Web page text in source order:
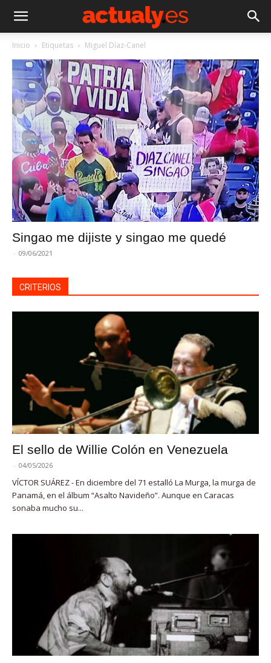
Inicio Etiquetas Miguel Díaz-Canel
Singao me dijiste y singao me quedé
- 09/06/2021
CRITERIOS
El sello de Willie Colón en Venezuela
- 04/05/2026
VÍCTOR SUÁREZ - En diciembre del 71 estalló La Murga, la murga de
Panamá, en el álbum “Asalto Navideño”. Aunque en Caracas
sonaba mucho su...